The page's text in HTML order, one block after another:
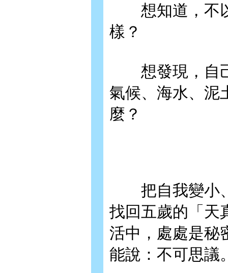
想知道，不以
樣？
想發現，自己
氣候、海水、泥
麼？
把自我變小、
找回五歲的「天
活中，處處是秘
能說：不可思議